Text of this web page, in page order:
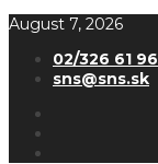
August 7, 2026
02/326 61
sns@sns.sk